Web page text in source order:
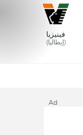
فينيزيا
(إيطاليا)
Ad